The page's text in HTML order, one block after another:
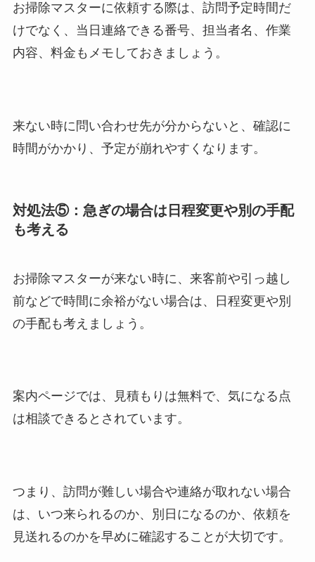
お掃除マスターに依頼する際は、訪問予定時間だ
けでなく、当日連絡できる番号、担当者名、作業
内容、料金もメモしておきましょう。
来ない時に問い合わせ先が分からないと、確認に
時間がかかり、予定が崩れやすくなります。
対処法⑤：急ぎの場合は日程変更や別の手配
も考える
お掃除マスターが来ない時に、来客前や引っ越し
前などで時間に余裕がない場合は、日程変更や別
の手配も考えましょう。
案内ページでは、見積もりは無料で、気になる点
は相談できるとされています。
つまり、訪問が難しい場合や連絡が取れない場合
は、いつ来られるのか、別日になるのか、依頼を
見送れるのかを早めに確認することが大切です。